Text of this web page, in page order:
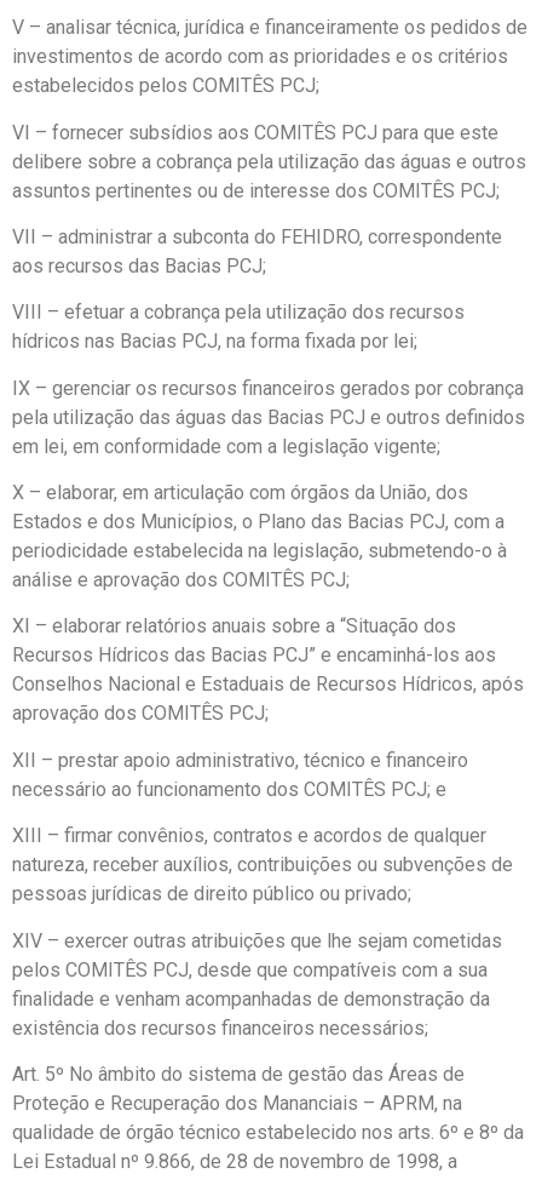
V – analisar técnica, jurídica e financeiramente os pedidos de
investimentos de acordo com as prioridades e os critérios
estabelecidos pelos COMITÊS PCJ;
VI – fornecer subsídios aos COMITÊS PCJ para que este
delibere sobre a cobrança pela utilização das águas e outros
assuntos pertinentes ou de interesse dos COMITÊS PCJ;
VII – administrar a subconta do FEHIDRO, correspondente
aos recursos das Bacias PCJ;
VIII – efetuar a cobrança pela utilização dos recursos
hídricos nas Bacias PCJ, na forma fixada por lei;
IX – gerenciar os recursos financeiros gerados por cobrança
pela utilização das águas das Bacias PCJ e outros definidos
em lei, em conformidade com a legislação vigente;
X – elaborar, em articulação com órgãos da União, dos
Estados e dos Municípios, o Plano das Bacias PCJ, com a
periodicidade estabelecida na legislação, submetendo-o à
análise e aprovação dos COMITÊS PCJ;
XI – elaborar relatórios anuais sobre a “Situação dos
Recursos Hídricos das Bacias PCJ” e encaminhá-los aos
Conselhos Nacional e Estaduais de Recursos Hídricos, após
aprovação dos COMITÊS PCJ;
XII – prestar apoio administrativo, técnico e financeiro
necessário ao funcionamento dos COMITÊS PCJ; e
XIII – firmar convênios, contratos e acordos de qualquer
natureza, receber auxílios, contribuições ou subvenções de
pessoas jurídicas de direito público ou privado;
XIV – exercer outras atribuições que lhe sejam cometidas
pelos COMITÊS PCJ, desde que compatíveis com a sua
finalidade e venham acompanhadas de demonstração da
existência dos recursos financeiros necessários;
Art. 5º No âmbito do sistema de gestão das Áreas de
Proteção e Recuperação dos Mananciais – APRM, na
qualidade de órgão técnico estabelecido nos arts. 6º e 8º da
Lei Estadual nº 9.866, de 28 de novembro de 1998, a